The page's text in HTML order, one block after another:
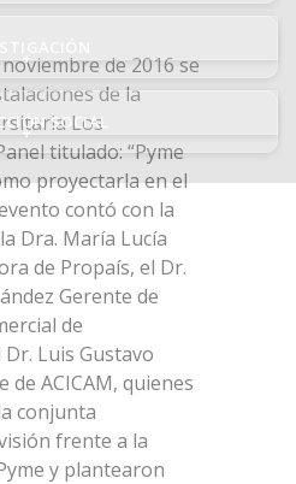
+
SOCIAL
+
de 2016 se
de la
Los
titulado: “Pyme
proyectarla en el
contó con la
Dra. María Lucía
de Propaís, el Dr.
Gerente de
de
Luis Gustavo
de ACICAM, quienes
conjunta
frente a la
y plantearon